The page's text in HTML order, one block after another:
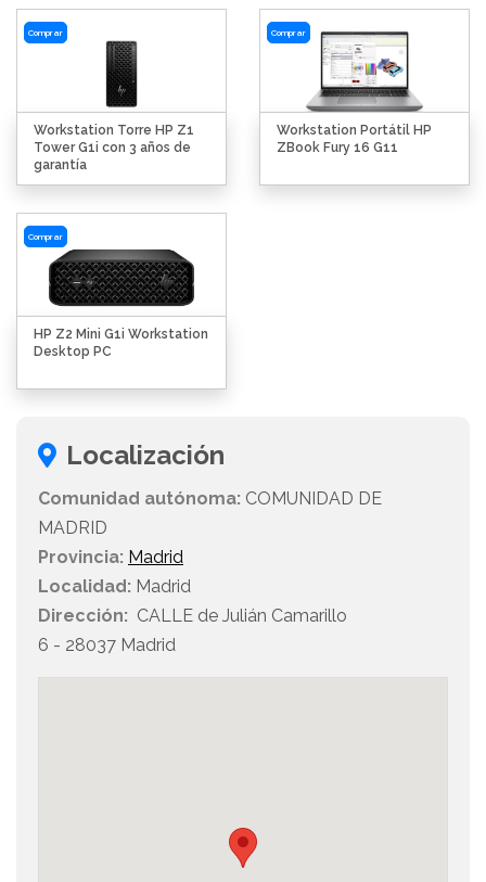
Comprar
Workstation Torre HP Z1
Tower G1i con 3 años de
garantía
Comprar
Workstation Portátil HP
ZBook Fury 16 G11
Comprar
HP Z2 Mini G1i Workstation
Desktop PC
Localización
Comunidad autónoma: COMUNIDAD DE
MADRID
Provincia: Madrid
Localidad: Madrid
Dirección: CALLE de Julián Camarillo
6 - 28037 Madrid